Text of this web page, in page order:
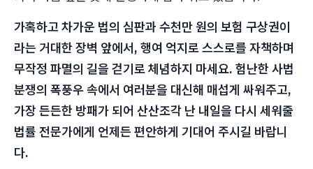
가혹하고 차가운 법의 심판과 수천만 원의 보험 구상권이
라는 거대한 장벽 앞에서, 행여 억지로 스스로를 자책하며
무작정 파멸의 길을 걷기로 체념하지 마세요. 험난한 사법
분쟁의 폭풍우 속에서 여러분을 대신해 매섭게 싸워주고,
가장 든든한 방패가 되어 산산조각 난 내일을 다시 세워줄
법률 전문가에게 언제든 편안하게 기대어 주시길 바랍니
다.